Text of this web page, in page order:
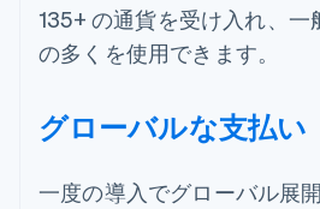
135+ の通貨を受け入れ、
の多くを使用できます。
グローバルな支払い
一度の導入でグローバル展